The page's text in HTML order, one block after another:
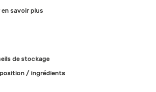
en savoir plus
de stockage
/ ingrédients